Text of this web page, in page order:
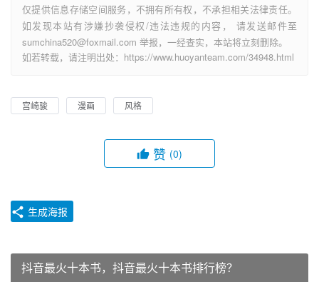
仅提供信息存储空间服务，不拥有所有权，不承担相关法律责任。
如发现本站有涉嫌抄袭侵权/违法违规的内容， 请发送邮件至
sumchina520@foxmail.com 举报，一经查实，本站将立刻删除。
如若转载，请注明出处：https://www.huoyanteam.com/34948.html
宫崎骏 漫画 风格
赞 (0)
生成海报
抖音最火十本书，抖音最火十本书排行榜？